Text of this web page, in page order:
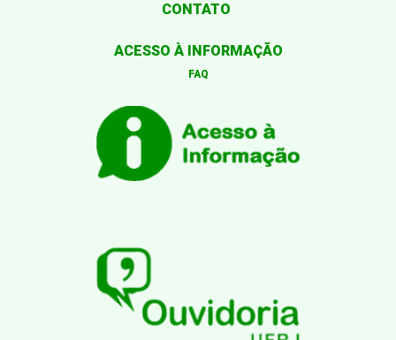
CONTATO
ACESSO À INFORMAÇÃO
FAQ
Desenvolvido por: